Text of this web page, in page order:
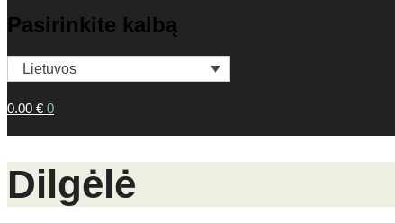
Pasirinkite kalbą
Lietuvos
0.00 € 0
Dilgėlė